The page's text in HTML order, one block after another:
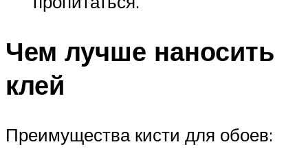
Чем лучше наносить
клей
Преимущества кисти для обоев: